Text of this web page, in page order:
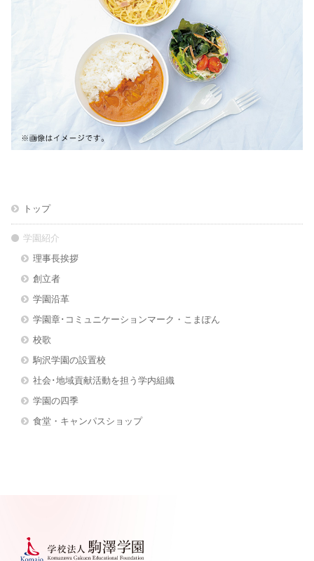
トップ
学園紹介
理事長挨拶
創立者
学園沿革
学園章･コミュニケーションマーク・こまぽん
校歌
駒沢学園の設置校
社会･地域貢献活動を担う学内組織
学園の四季
食堂・キャンパスショップ